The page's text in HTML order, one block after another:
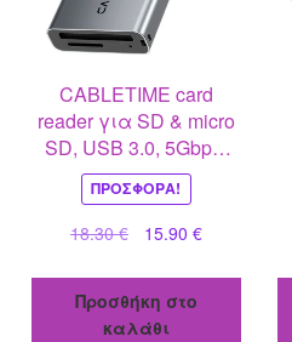
CABLETIME card
reader για SD & micro
SD, USB 3.0, 5Gbps,
γκρι
ΠΡΟΣΦΟΡΆ!
18.30€
Original
was:
18.30 €.
15.90 €Η
τιμή
Προσθήκη στο
καλάθι